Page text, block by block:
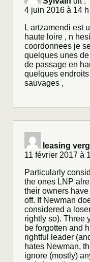
4 juin 2016 à 14
L artzamendi est
haute loire , n
coordonnees je
quelques unes
de passage en
quelques
sauvages ,
leasing
11 février 2017 à
Particularly
the ones LNP
their owners
off. If Newman
considered a
rightly so). Three
be forgotten and
rightful leader
hates Newman,
ignore (mostly)